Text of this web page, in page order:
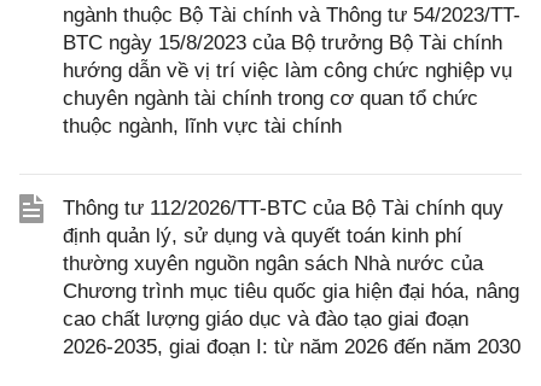
ngành thuộc Bộ Tài chính và Thông tư 54/2023/TT-
BTC ngày 15/8/2023 của Bộ trưởng Bộ Tài chính
hướng dẫn về vị trí việc làm công chức nghiệp vụ
chuyên ngành tài chính trong cơ quan tổ chức
thuộc ngành, lĩnh vực tài chính
Thông tư 112/2026/TT-BTC của Bộ Tài chính quy
định quản lý, sử dụng và quyết toán kinh phí
thường xuyên nguồn ngân sách Nhà nước của
Chương trình mục tiêu quốc gia hiện đại hóa, nâng
cao chất lượng giáo dục và đào tạo giai đoạn
2026-2035, giai đoạn I: từ năm 2026 đến năm 2030